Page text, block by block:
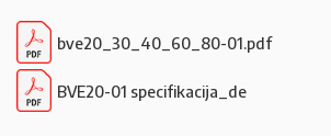
bve20_30_40_60_80-01.pdf
BVE20-01 specifikacija_de